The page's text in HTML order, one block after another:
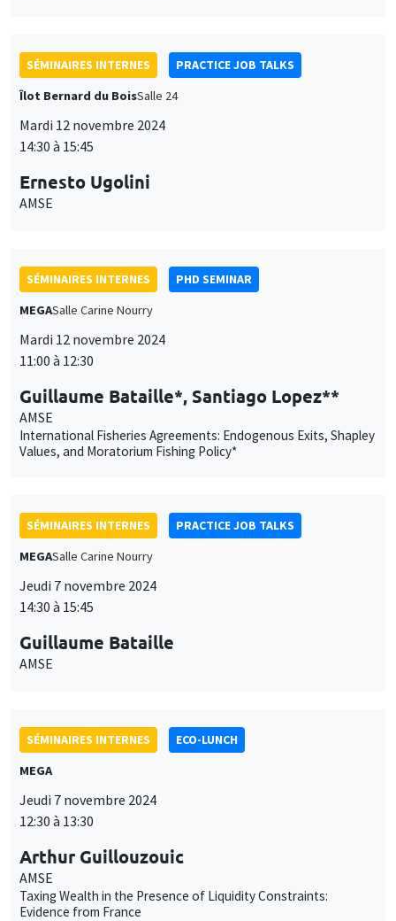
SÉMINAIRES INTERNES
PRACTICE JOB TALKS
Îlot Bernard du BoisSalle 24
Mardi 12 novembre 2024
14:30 à 15:45
Ernesto Ugolini
AMSE
SÉMINAIRES INTERNES
PHD SEMINAR
MEGASalle Carine Nourry
Mardi 12 novembre 2024
11:00 à 12:30
Guillaume Bataille*, Santiago Lopez**
AMSE
International Fisheries Agreements: Endogenous Exits, Shapley
Values, and Moratorium Fishing Policy*
SÉMINAIRES INTERNES
PRACTICE JOB TALKS
MEGASalle Carine Nourry
Jeudi 7 novembre 2024
14:30 à 15:45
Guillaume Bataille
AMSE
SÉMINAIRES INTERNES
ECO-LUNCH
MEGA
Jeudi 7 novembre 2024
12:30 à 13:30
Arthur Guillouzouic
AMSE
Taxing Wealth in the Presence of Liquidity Constraints:
Evidence from France